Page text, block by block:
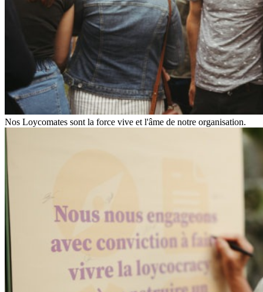
Nos Loycomates sont la force vive et l'âme de notre organisation.